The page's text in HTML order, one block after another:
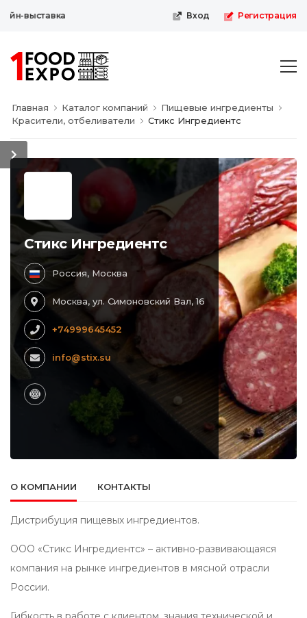
выставка Вход Регистрация
Главная Каталог компаний
Пищевые ингредиенты
Красители, отбеливатели
Стикс Ингредиентс
Стикс Ингредиентс
Россия, Москва
Москва, ул. Симоновский Вал, 16
+74999645452
info@stix.su
О КОМПАНИИ КОНТАКТЫ
Дистрибуция пищевых ингредиентов.
ООО «Стикс Ингредиентс» – активно-развивающаяся
компания на рынке ингредиентов в мясной отрасли
России.